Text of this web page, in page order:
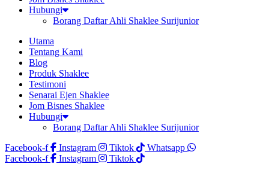
Hubungi
Borang Daftar Ahli Shaklee Surijunior
Utama
Tentang Kami
Blog
Produk Shaklee
Testimoni
Senarai Ejen Shaklee
Jom Bisnes Shaklee
Hubungi
Borang Daftar Ahli Shaklee Surijunior
Facebook-f
Instagram Tiktok
Whatsapp
Facebook-f
Instagram
Tiktok